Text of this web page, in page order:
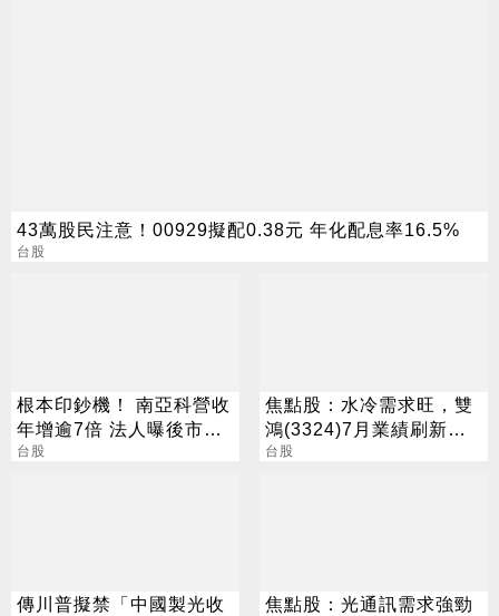
43萬股民注意！00929擬配0.38元 年化配息率16.5%
台股
根本印鈔機！ 南亞科營收
年增逾7倍 法人曝後市觀
察4指標
台股
焦點股：水冷需求旺，雙
鴻(3324)7月業績刷新紀
錄，今股價噴漲停
台股
傳川普擬禁「中國製光收
焦點股：光通訊需求強勁